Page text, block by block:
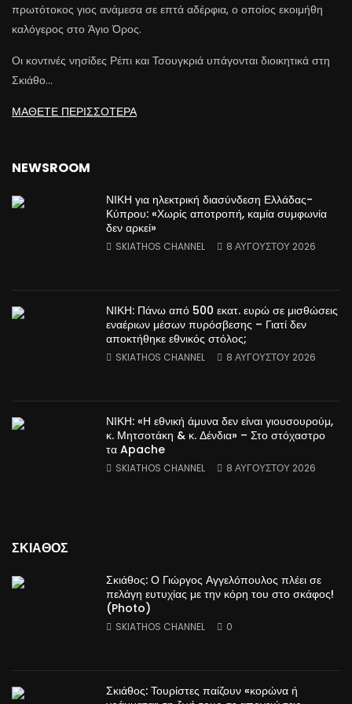
πρωτότοκος γιος ανάμεσα σε επτά αδέρφια, ο οποίος εκοιμήθη
καλόγερος στο Άγιο Όρος.
Οι κοντινές νησίδες Ρέπι και Τσουγκριά υπάγονται διοικητικά στη
Σκιάθο…
ΜΑΘΕΤΕ ΠΕΡΙΣΣΟΤΕΡΑ
NEWSROOM
ΝΙΚΗ για ηλεκτρική διασύνδεση Ελλάδας-
Κύπρου: «Χωρίς αποτροπή, καμία συμφωνία
δεν αρκεί»
SKIATHOS CHANNEL 8 ΑΥΓΟΎΣΤΟΥ 2026
ΝΙΚΗ: Πάνω από 500 εκατ. ευρώ σε μισθώσεις
εναέριων μέσων πυρόσβεσης – Γιατί δεν
αποκτήθηκε εθνικός στόλος;
SKIATHOS CHANNEL 8 ΑΥΓΟΎΣΤΟΥ 2026
ΝΙΚΗ: «Η εθνική άμυνα δεν είναι γιουσουρούμ,
κ. Μητσοτάκη & κ. Δένδια» – Στο στόχαστρο
τα Apache
SKIATHOS CHANNEL 8 ΑΥΓΟΎΣΤΟΥ 2026
ΣΚΙΑΘΟΣ
Σκιάθος: Ο Γιώργος Αγγελόπουλος πλέει σε
πελάγη ευτυχίας με την κόρη του στο σκάφος!
(Photo)
SKIATHOS CHANNEL 0
Σκιάθος: Τουρίστες παίζουν «κορώνα ή